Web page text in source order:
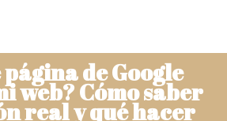
página de Google
web? Cómo saber
real y qué hacer